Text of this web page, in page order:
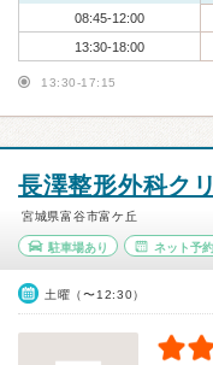
08:45-12:00
13:30-18:00
13:30-17:15
長澤整形外科ク
宮城県富谷市富ケ丘
駐車場あり ネット予約
土曜（〜12:30）